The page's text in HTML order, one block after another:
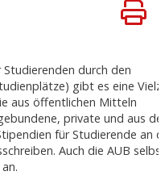
durch den
gibt es eine
aus öffentlichen Mitteln
private und aus
für Studierende an
Auch die AUB